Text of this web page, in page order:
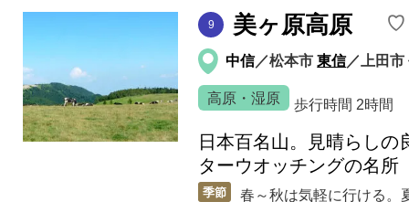
9 美ヶ原高原 ♡
中信／松本市東信／上田市
高原・湿原 歩行時間 2時間
日本百名山。見晴らしの
ターウオッチングの名所
季節
春～秋は気軽に行ける。